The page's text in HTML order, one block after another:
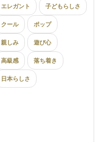
エレガント 子どもらしさ
クール ポップ
親しみ 遊び心
高級感 落ち着き
日本らしさ